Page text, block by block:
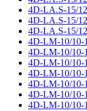
4D-LA.S-15/
4D-LA.S-15/
4D-LA.S-15/
4D-LM-10/10-
4D-LM-10/10-
4D-LM-10/10-
4D-LM-10/
4D-LM-10/10-
4D-LM-10/10-
4D-LM-10/10-